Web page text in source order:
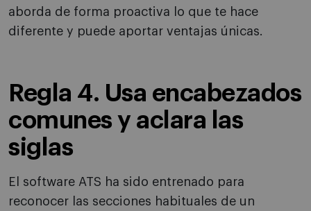
aborda de forma proactiva lo que te hace
diferente y puede aportar ventajas únicas.
Regla 4. Usa encabezados
comunes y aclara las
siglas
El software ATS ha sido entrenado para
reconocer las secciones habituales de un